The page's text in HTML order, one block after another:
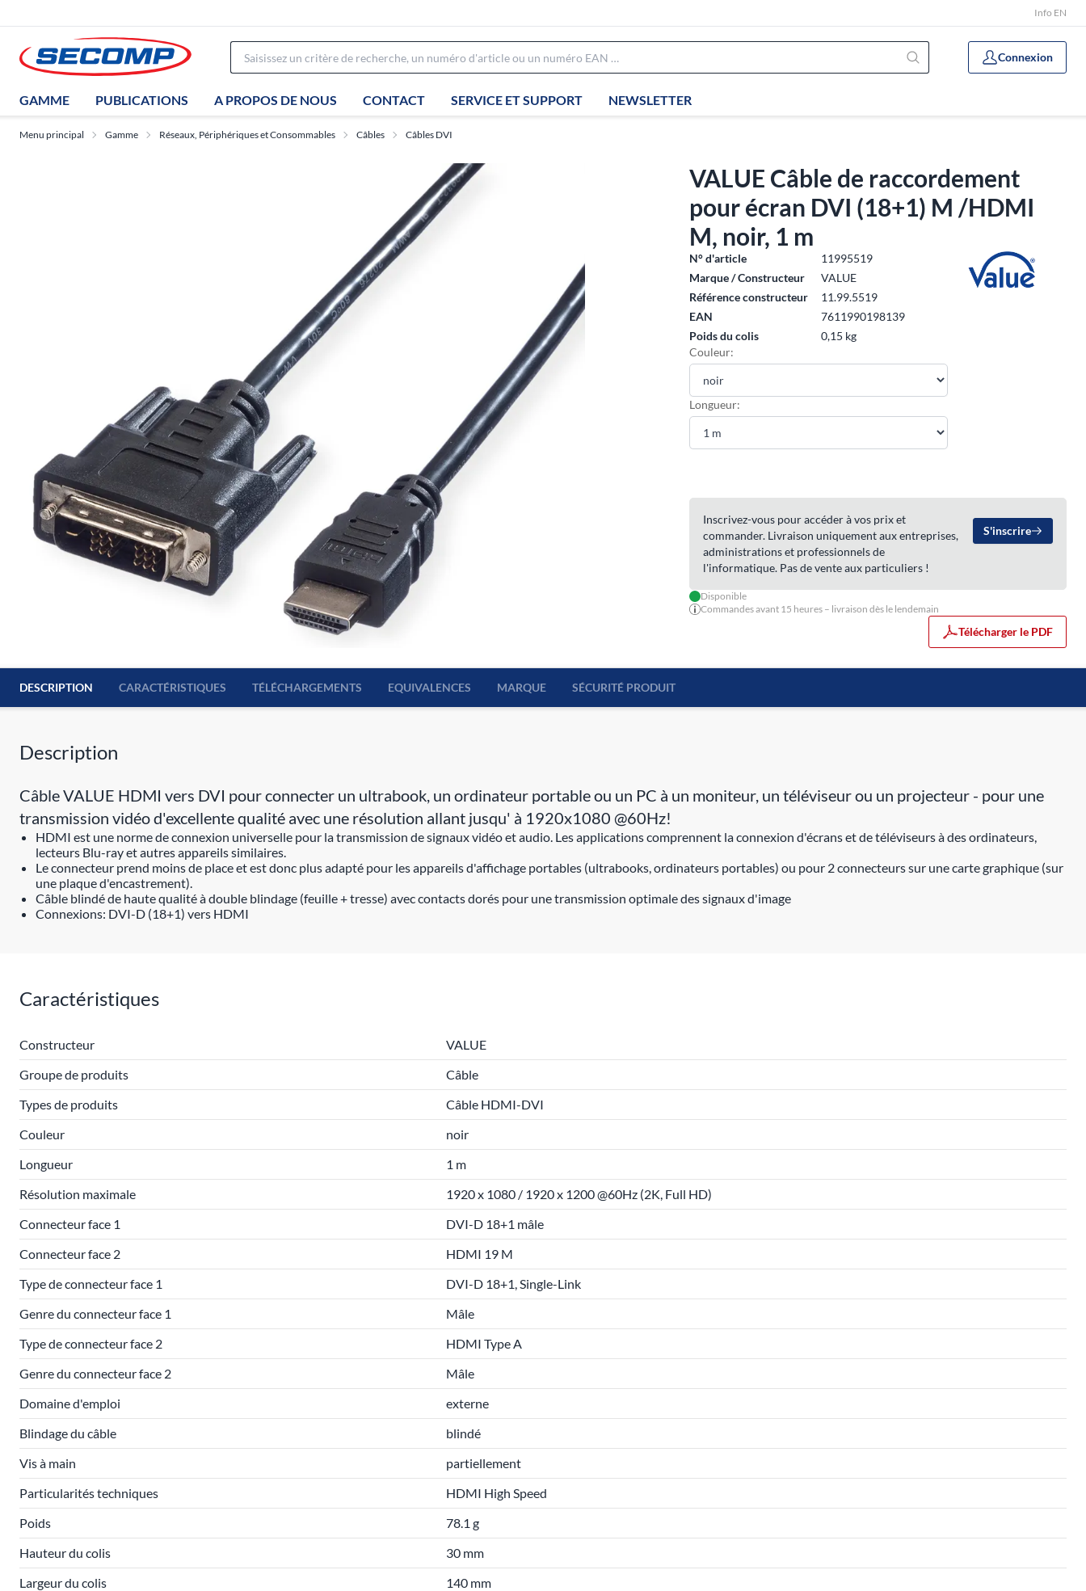
Info EN
Connexion
GAMME PUBLICATIONS A PROPOS DE NOUS CONTACT SERVICE ET SUPPORT NEWSLETTER
Menu principal Gamme Réseaux, Périphériques et Consommables Câbles Câbles DVI
VALUE Câble de raccordement
pour écran DVI (18+1) M /HDMI
M, noir, 1 m
N° d'article
11995519
Marque / Constructeur
VALUE
Référence constructeur
11.99.5519
EAN
7611990198139
Poids du colis
0,15 kg
Couleur:
Longueur:
Inscrivez-vous pour accéder à vos prix et
commander. Livraison uniquement aux entreprises,
administrations et professionnels de
l'informatique. Pas de vente aux particuliers !
S'inscrire
Disponible
Commandes avant 15 heures – livraison dès le lendemain
Télécharger le PDF
DESCRIPTION CARACTÉRISTIQUES TÉLÉCHARGEMENTS EQUIVALENCES MARQUE SÉCURITÉ PRODUIT
Description
Câble VALUE HDMI vers DVI pour connecter un ultrabook, un ordinateur portable ou un PC à un moniteur, un téléviseur ou un projecteur - pour une
transmission vidéo d'excellente qualité avec une résolution allant jusqu' à 1920x1080 @60Hz!
HDMI est une norme de connexion universelle pour la transmission de signaux vidéo et audio. Les applications comprennent la connexion d'écrans et de téléviseurs à des ordinateurs,
lecteurs Blu-ray et autres appareils similaires.
Le connecteur prend moins de place et est donc plus adapté pour les appareils d'affichage portables (ultrabooks, ordinateurs portables) ou pour 2 connecteurs sur une carte graphique (sur
une plaque d'encastrement).
Câble blindé de haute qualité à double blindage (feuille + tresse) avec contacts dorés pour une transmission optimale des signaux d'image
Connexions: DVI-D (18+1) vers HDMI
Caractéristiques
Constructeur
VALUE
Groupe de produits
Câble
Types de produits
Câble HDMI-DVI
Couleur
noir
Longueur
1 m
Résolution maximale
1920 x 1080 / 1920 x 1200 @60Hz (2K, Full HD)
Connecteur face 1
DVI-D 18+1 mâle
Connecteur face 2
HDMI 19 M
Type de connecteur face 1
DVI-D 18+1, Single-Link
Genre du connecteur face 1
Mâle
Type de connecteur face 2
HDMI Type A
Genre du connecteur face 2
Mâle
Domaine d'emploi
externe
Blindage du câble
blindé
Vis à main
partiellement
Particularités techniques
HDMI High Speed
Poids
78.1 g
Hauteur du colis
30 mm
Largeur du colis
140 mm